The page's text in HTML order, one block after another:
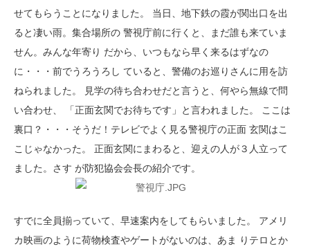
せてもらうことになりました。 当日、地下鉄の霞が関出口を出
ると凄い雨。集合場所の 警視庁前に行くと、まだ誰も来ていま
せん。みんな年寄り だから、いつもなら早く来るはずなの
に・・・前でうろうろし ていると、警備のお巡りさんに用を訪
ねられました。 見学の待ち合わせだと言うと、何やら無線で問
い合わせ、 「正面玄関でお待ちです」と言われました。 ここは
裏口？・・・そうだ！テレビでよく見る警視庁の正面 玄関はこ
こじゃなかった。 正面玄関にまわると、迎えの人が３人立って
ました。さす が防犯協会会長の紹介です。
すでに全員揃っていて、早速案内をしてもらいました。 アメリ
カ映画のように荷物検査やゲートがないのは、あま りテロとか